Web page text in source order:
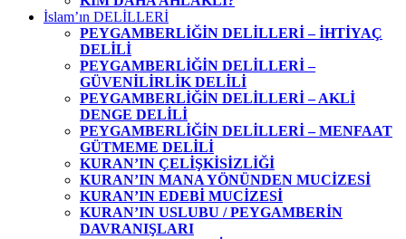
İslam’ın DELİLLERİ
PEYGAMBERLİĞİN DELİLLERİ – İHTİYAÇ
DELİLİ
PEYGAMBERLİĞİN DELİLLERİ –
GÜVENİLİRLİK DELİLİ
PEYGAMBERLİĞİN DELİLLERİ – AKLİ
DENGE DELİLİ
PEYGAMBERLİĞİN DELİLLERİ – MENFAAT
GÜTMEME DELİLİ
KURAN’IN ÇELİŞKİSİZLİĞİ
KURAN’IN MANA YÖNÜNDEN MUCİZESİ
KURAN’IN EDEBİ MUCİZESİ
KURAN’IN USLUBU / PEYGAMBERİN
DAVRANIŞLARI